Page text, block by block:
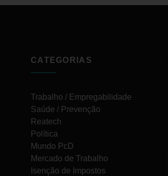
CATEGORIAS
Trabalho / Empregabilidade
Saúde / Prevenção
Reatech
Política
Mundo PcD
Mercado de Trabalho
Isenção de Impostos